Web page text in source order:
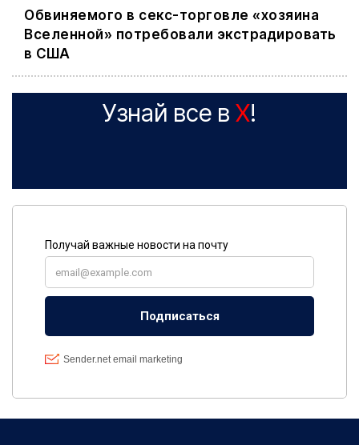
Обвиняемого в секс-торговле «хозяина
Вселенной» потребовали экстрадировать
в США
Узнай все в X!